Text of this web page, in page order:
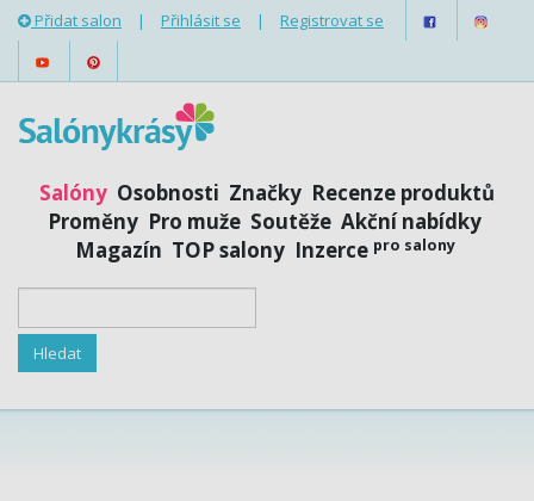
Přidat salon | Přihlásit se | Registrovat se
Salóny Osobnosti Značky Recenze produktů
Proměny Pro muže Soutěže Akční nabídky
Magazín TOP salony Inzerce pro salony